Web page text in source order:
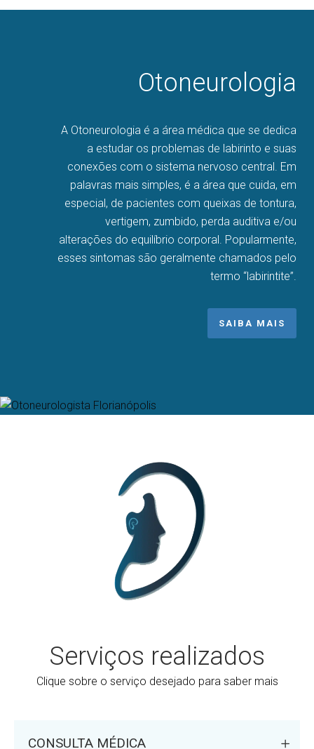
Otoneurologia
A Otoneurologia​ é a área médica que se dedica
a estudar os problemas de labirinto e suas
conexões com o sistema nervoso central. Em
palavras mais simples, é a área que cuida, em
especial, de pacientes com queixas de tontura,
vertigem, zumbido, perda auditiva e/ou
alterações do equilíbrio corporal. Popularmente,
esses sintomas são geralmente chamados pelo
termo “labirintite”.
SAIBA MAIS
Serviços realizados
Clique sobre o serviço desejado para saber mais
CONSULTA MÉDICA